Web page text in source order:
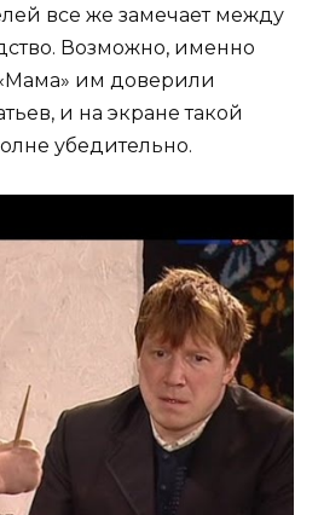
все же замечает между
Возможно, именно
им доверили
и на экране такой
убедительно.